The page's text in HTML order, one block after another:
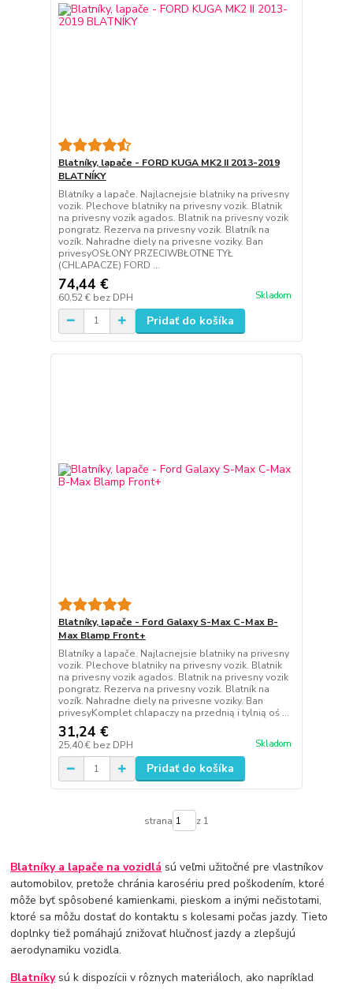
Blatníky, lapače - FORD KUGA MK2 II 2013-2019
BLATNÍKY
Blatníky a lapače. Najlacnejsie blatniky na privesny
vozik. Plechove blatniky na privesny vozik. Blatnik
na privesny vozik agados. Blatnik na privesny vozik
pongratz. Rezerva na privesny vozik. Blatník na
vozík. Nahradne diely na privesne voziky. Ban
privesyOSŁONY PRZECIWBŁOTNE TYŁ
(CHLAPACZE) FORD ...
74,44 €
60,52 € bez DPH Skladom
Pridať do košíka
Blatníky, lapače - Ford Galaxy S-Max C-Max B-
Max Blamp Front+
Blatníky a lapače. Najlacnejsie blatniky na privesny
vozik. Plechove blatniky na privesny vozik. Blatnik
na privesny vozik agados. Blatnik na privesny vozik
pongratz. Rezerva na privesny vozik. Blatník na
vozík. Nahradne diely na privesne voziky. Ban
privesyKomplet chlapaczy na przednią i tylnią oś ...
31,24 €
25,40 € bez DPH Skladom
Pridať do košíka
strana z 1
Blatníky a lapače na vozidlá sú veľmi užitočné pre vlastníkov
automobilov, pretože chránia karosériu pred poškodením, ktoré
môže byť spôsobené kamienkami, pieskom a inými nečistotami,
ktoré sa môžu dostať do kontaktu s kolesami počas jazdy. Tieto
doplnky tiež pomáhajú znižovať hlučnosť jazdy a zlepšujú
aerodynamiku vozidla.
Blatníkysú k dispozícii v rôznych materiáloch, ako napríklad